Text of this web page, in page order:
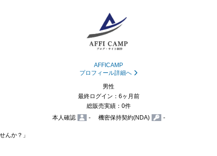
AFFICAMP
プロフィール詳細へ
男性
最終ログイン：6ヶ月前
総販売実績：0件
本人確認
- 機密保持契約(NDA) -
んか？」